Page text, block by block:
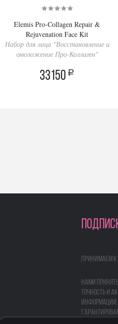
Elemis Pro-Collagen Repair &
Rejuvenation Face Kit
Набор для лица "Восстановление и
омоложение Про-Коллаген"
33150 a
Принимаем
Нами
точность и
информации,